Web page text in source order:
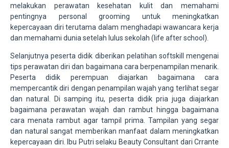
melakukan perawatan kesehatan kulit dan memahami
pentingnya personal grooming untuk meningkatkan
kepercayaan diri terutama dalam menghadapi wawancara kerja
dan memahami dunia setelah lulus sekolah (life after school).
Selanjutnya peserta didik diberikan pelatihan softskill mengenai
tips perawatan diri dan bagaimana cara berpenampilan menarik.
Peserta didik perempuan diajarkan bagaimana cara
mempercantik diri dengan penampilan wajah yang terlihat segar
dan natural. Di samping itu, peserta didik pria juga diajarkan
bagaimana perawatan wajah dan rambut hingga bagaimana
cara menata rambut agar tampil prima. Tampilan yang segar
dan natural sangat memberikan manfaat dalam meningkatkan
kepercayaan diri. Ibu Putri selaku Beauty Consultant dari Crrante